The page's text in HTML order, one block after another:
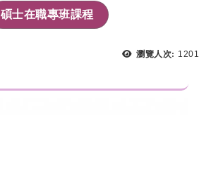
碩士在職專班課程
瀏覽人次: 1201